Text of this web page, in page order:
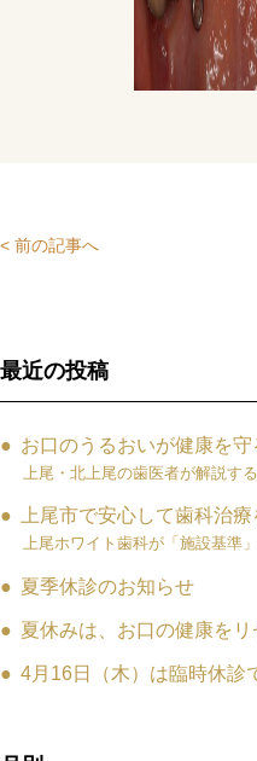
< 前の記事へ
最近の投稿
お口のうるおいが健康を守
上尾・北上尾の歯医者が解説す
上尾市で安心して歯科治
上尾ホワイト歯科が「施設基準
夏季休診のお知らせ
夏休みは、お口の健康を
4月16日（木）は臨時休診